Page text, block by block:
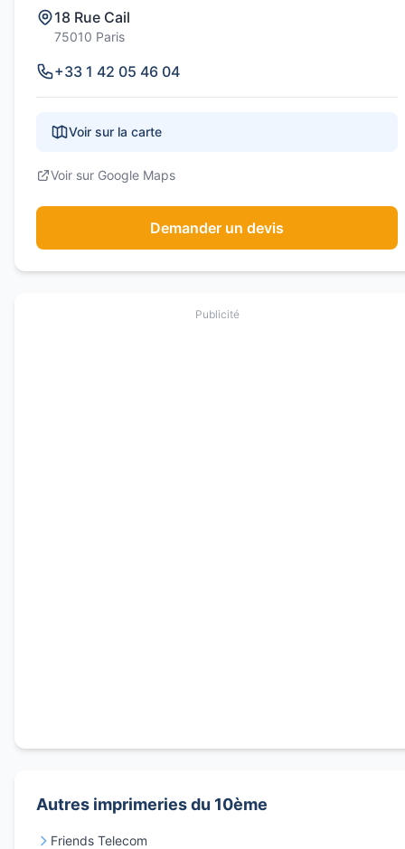
18 Rue Cail
75010 Paris
+33 1 42 05 46 04
Voir sur la carte
Voir sur Google Maps
Demander un devis
Publicité
Autres imprimeries du 10ème
Friends Telecom